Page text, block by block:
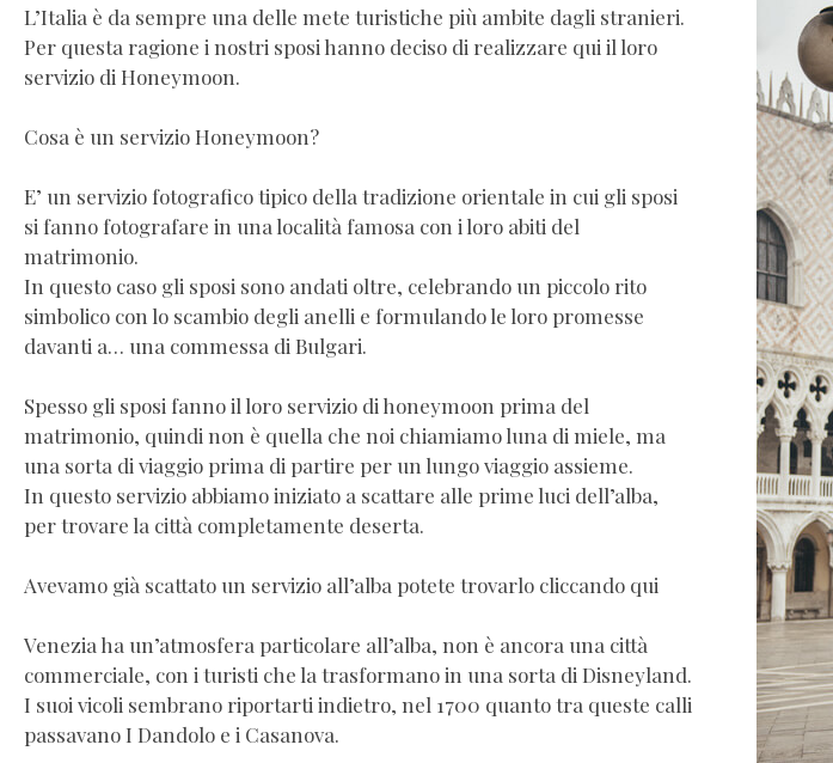
L’Italia è da sempre una delle mete turistiche più ambite dagli stranieri.
Per questa ragione i nostri sposi hanno deciso di realizzare qui il loro
servizio di Honeymoon.
Cosa è un servizio Honeymoon?
E’ un servizio fotografico tipico della tradizione orientale in cui gli sposi
si fanno fotografare in una località famosa con i loro abiti del
matrimonio.
In questo caso gli sposi sono andati oltre, celebrando un piccolo rito
simbolico con lo scambio degli anelli e formulando le loro promesse
davanti a… una commessa di Bulgari.
Spesso gli sposi fanno il loro servizio di honeymoon prima del
matrimonio, quindi non è quella che noi chiamiamo luna di miele, ma
una sorta di viaggio prima di partire per un lungo viaggio assieme.
In questo servizio abbiamo iniziato a scattare alle prime luci dell’alba,
per trovare la città completamente deserta.
Avevamo già scattato un servizio all’alba potete trovarlo cliccando qui
Venezia ha un’atmosfera particolare all’alba, non è ancora una città
commerciale, con i turisti che la trasformano in una sorta di Disneyland.
I suoi vicoli sembrano riportarti indietro, nel 1700 quanto tra queste calli
passavano I Dandolo e i Casanova.